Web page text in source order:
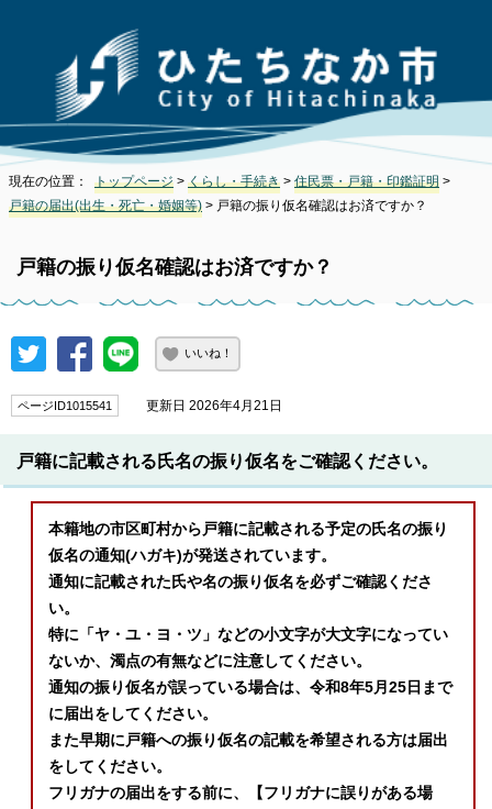
現在の位置： トップページ > くらし・手続き > 住民票・戸籍・印鑑証明 >
戸籍の届出(出生・死亡・婚姻等) > 戸籍の振り仮名確認はお済ですか？
戸籍の振り仮名確認はお済ですか？
いいね！
ページID1015541 更新日 2026年4月21日
戸籍に記載される氏名の振り仮名をご確認ください。
本籍地の市区町村から戸籍に記載される予定の氏名の振り
仮名の通知(ハガキ)が発送されています。
通知に記載された氏や名の振り仮名を必ずご確認くださ
い。
特に「ヤ・ユ・ヨ・ツ」などの小文字が大文字になってい
ないか、濁点の有無などに注意してください。
通知の振り仮名が誤っている場合は、令和8年5月25日まで
に届出をしてください。
また早期に戸籍への振り仮名の記載を希望される方は届出
をしてください。
フリガナの届出をする前に、【フリガナに誤りがある場